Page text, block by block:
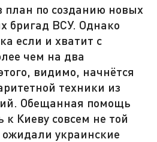
план по созданию новых
бригад ВСУ. Однако
если и хватит с
чем на два
видимо, начнётся
техники из
Обещанная помощь
к Киеву совсем не той
ожидали украинские